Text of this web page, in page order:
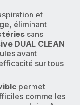
et
éliminant
sans
DUAL CLEAN
avant
sur tous
permet
comme les